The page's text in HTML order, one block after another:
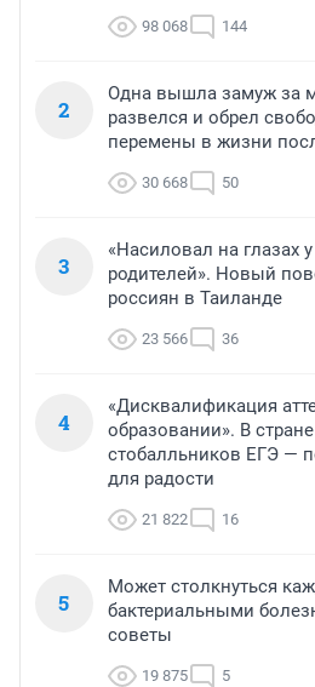
98 068 144
2
Одна вышла замуж за
развелся и обрел
перемены в жизни
30 668 50
3
«Насиловал на глазах
родителей». Новый
россиян в Таиланде
23 566 36
4
«Дисквалификация
образовании». В
стобалльников ЕГЭ —
для радости
21 822 16
5
Может столкнуться
бактериальными
советы
19 875 5